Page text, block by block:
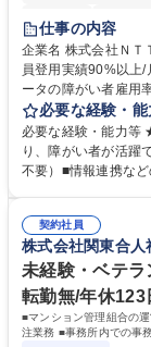
育休あり
完全週
仕事の内容
企業名 株式会社ＮＴＴデータだいち 求
員登用実績90%以上/月残業
ータの障がい者雇用
ています。中でも、
務を増やすお仕事を担っていただ
び運用のサポート(
サービスの企画立案
やスキルの把握 ■AI
ータグループの会社へ提案活動 募集職種 【業務企
用実績90%以上/月残
必要な経験・能
必要な経験・能力等
り、障がい者が活躍
不要）■情報連携な
用】正社員登用を前
の雇用切り替えとな
は当社の中核となる
に向け全力でサポートを
歴：大学院 大学 高
契約社員
株式会社関東合人
未経験・ベテ
転勤無/年休123
■マンション管理組合の
注業務 ■事務所内での事